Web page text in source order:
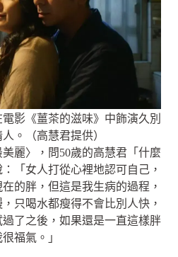
影《薑茶的滋味》中飾演久別
。（高慧君提供）
麗〉，問50歲的高慧君「什麼
「女人打從心裡地認可自己，
的胖，但這是我生病的過程，
只喝水都瘦得不會比別人快，
了之後，如果還是一直這樣胖
福氣。」